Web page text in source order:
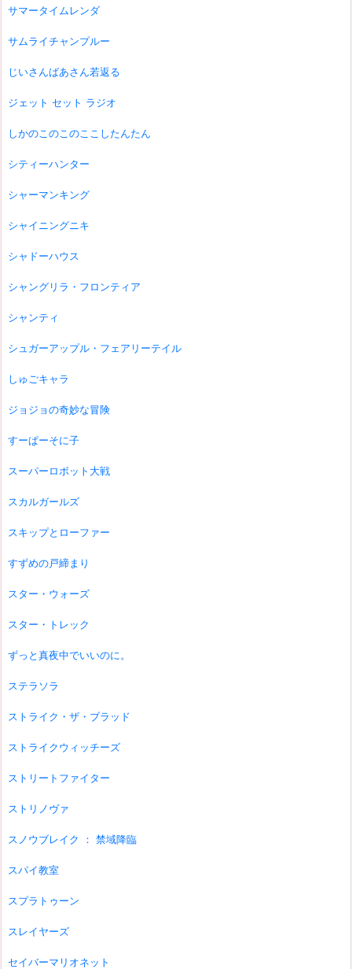
サマータイムレンダ
サムライチャンプルー
じいさんばあさん若返る
ジェット セット ラジオ
しかのこのこのここしたんたん
シティーハンター
シャーマンキング
シャイニングニキ
シャドーハウス
シャングリラ・フロンティア
シャンティ
シュガーアップル・フェアリーテイル
しゅごキャラ
ジョジョの奇妙な冒険
すーぱーそに子
スーパーロボット大戦
スカルガールズ
スキップとローファー
すずめの戸締まり
スター・ウォーズ
スター・トレック
ずっと真夜中でいいのに。
ステラソラ
ストライク・ザ・ブラッド
ストライクウィッチーズ
ストリートファイター
ストリノヴァ
スノウブレイク ： 禁域降臨
スパイ教室
スプラトゥーン
スレイヤーズ
セイバーマリオネット